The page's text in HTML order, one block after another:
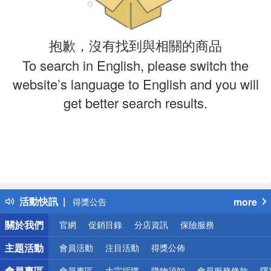
抱歉，沒有找到與相關的商品
To search in English, please switch the
website’s language to English and you will
get better search results.
活動快訊
詐騙網頁！請小心！
得獎公告
熱門話題
銀行優惠
偏遠地區配送
詐騙網頁！請小心！
more
關於我們
官網 促銷目錄 分店資訊 保險服務
主題活動 會員活動 注目活動 得獎公佈